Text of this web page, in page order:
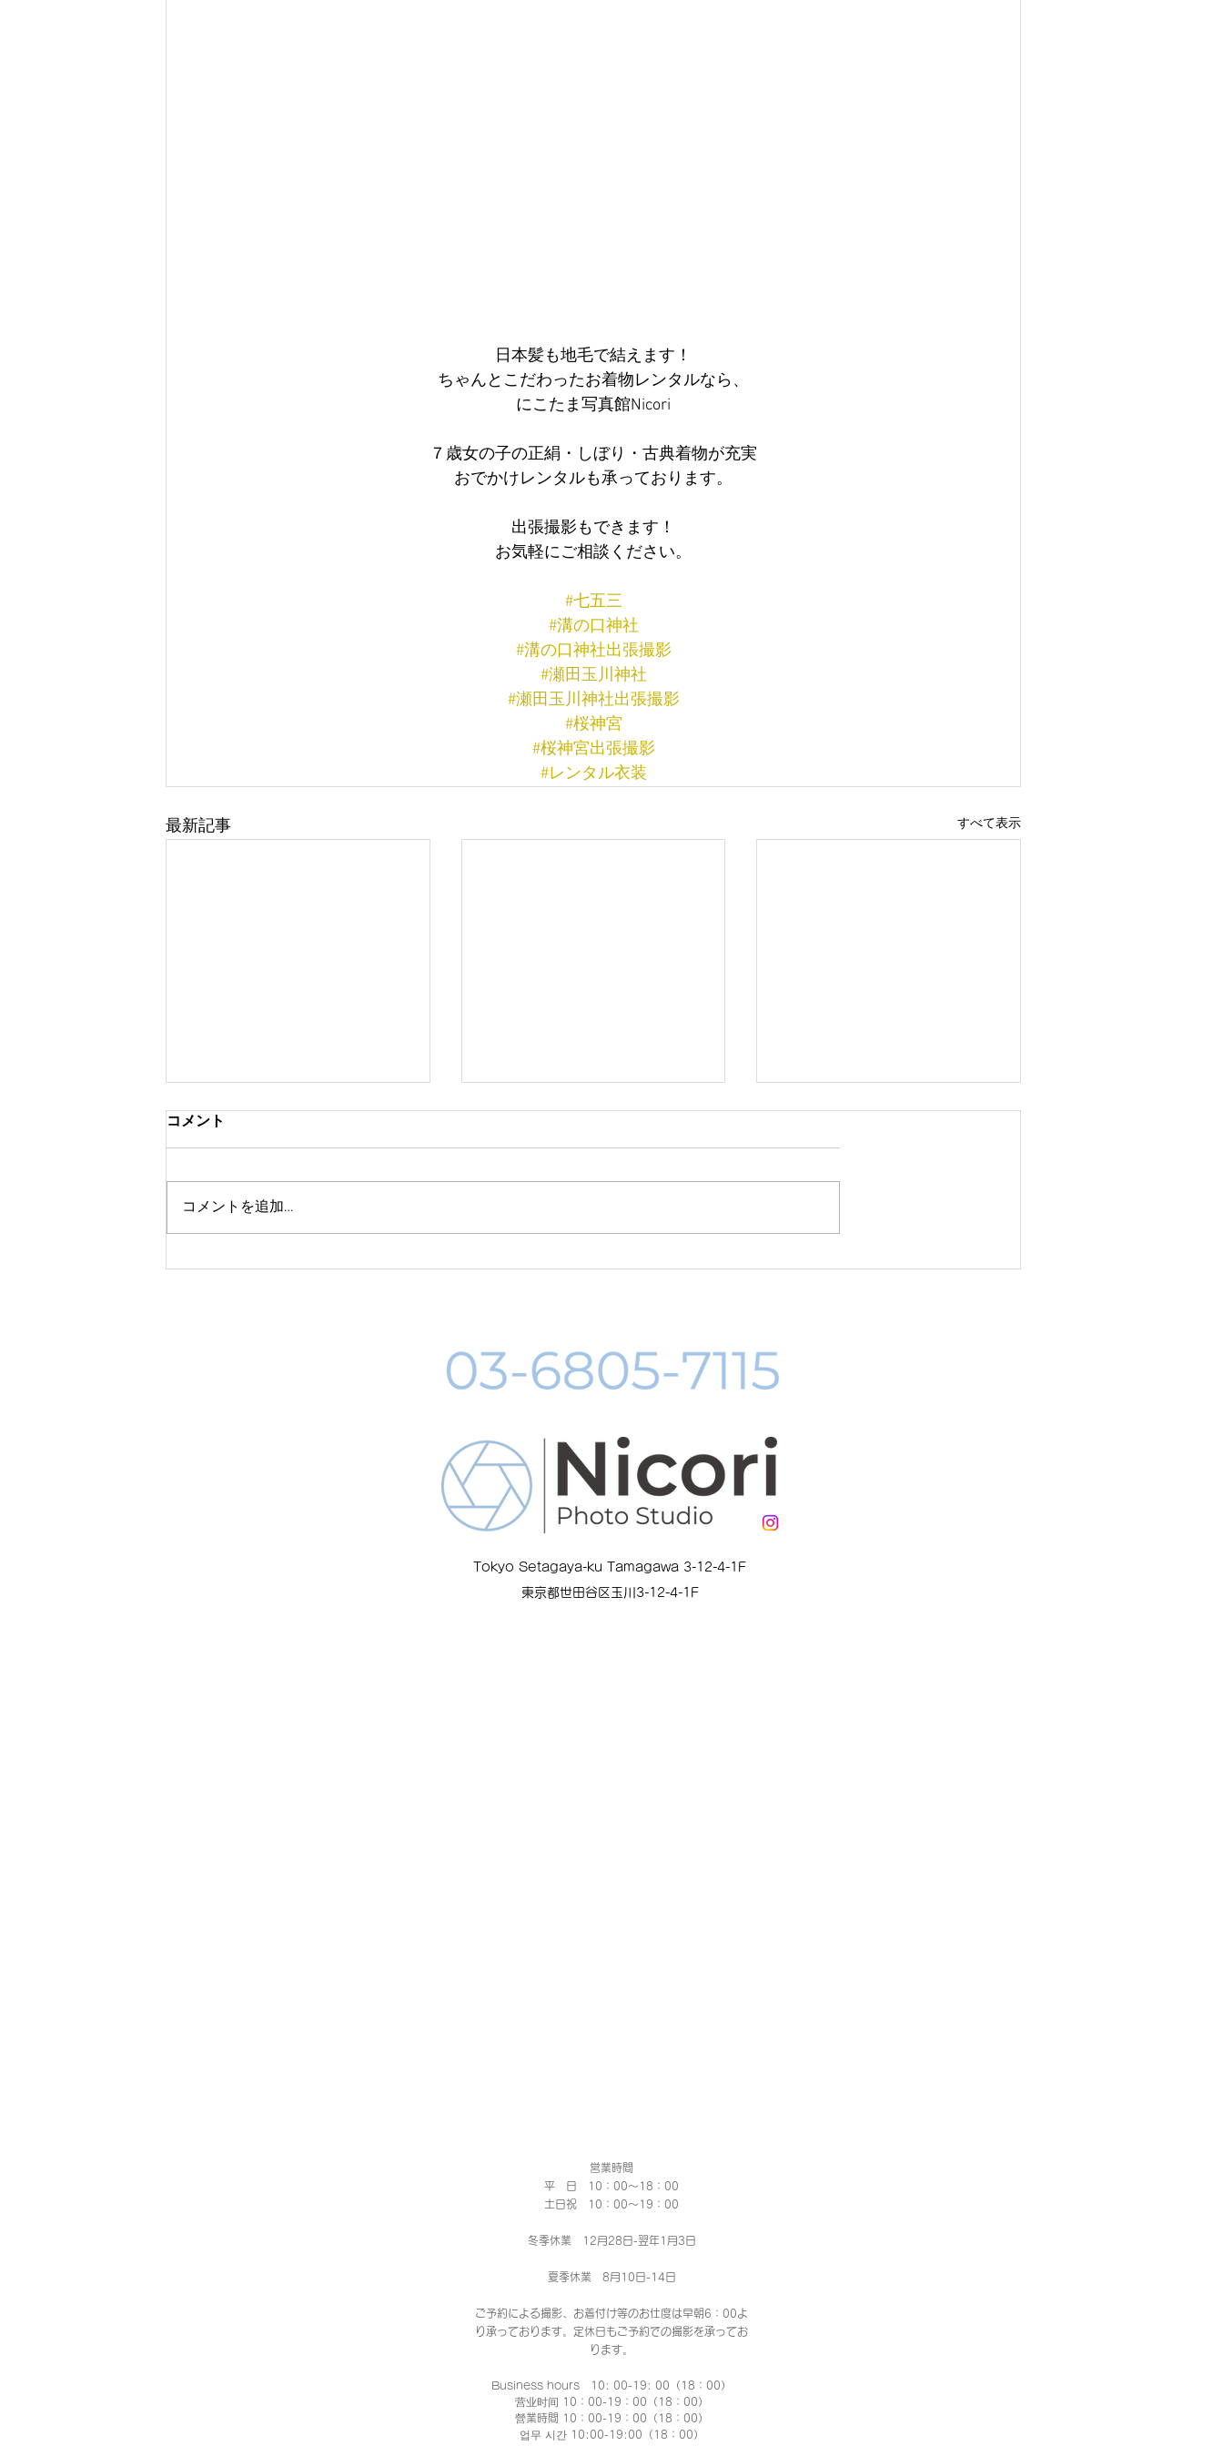
日本髪も地毛で結えます！
ちゃんとこだわったお着物レンタルなら、
にこたま写真館Nicori
７歳女の子の正絹・しぼり・古典着物が充実
おでかけレンタルも承っております。
出張撮影もできます！
お気軽にご相談ください。
#七五三
#溝の口神社
#溝の口神社出張撮影
#瀬田玉川神社
#瀬田玉川神社出張撮影
#桜神宮
#桜神宮出張撮影
#レンタル衣装
最新記事 すべて表示
9月のイベント！ワンコイン
8月19日-23日 世界写真の日
８月末まで！ふたりめ全額無
コメント
コメントを追加…
Tokyo Setagaya-ku Tamagawa 3-12-4-1F
東京都世田谷区玉川3-12-4-1F
営業時間
平 日 10：00～18：00​
土日祝 10：00～19：00
冬季休業 12月28日-翌年1月3日
夏季休業 8月10日-14日
ご予約による撮影、お着付け等のお仕度は早朝6：00よ
り承っております。定休日もご予約での撮影を承ってお
ります。
Business hours 10: 00-19: 00（18：00）
营业时间 10：00-19：00（18：00）
營業時間 10：00-19：00（18：00）
업무 시간 10:00-19:00（18：00）